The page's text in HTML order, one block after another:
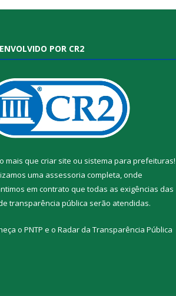
POR CR2
mais que criar site ou sistema para prefeituras!
uma assessoria completa, onde
em contrato que todas as exigências das
transparência pública serão atendidas.
o PNTP e o Radar da Transparência Pública